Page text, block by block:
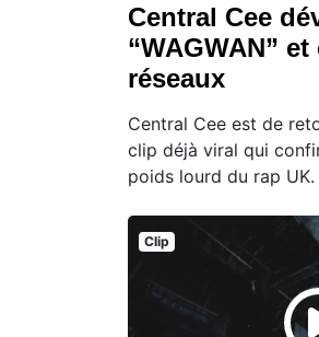
Central Cee
“WAGWAN”
réseaux
Central Cee est de
clip déjà viral qui
poids lourd du rap UK.
Clip